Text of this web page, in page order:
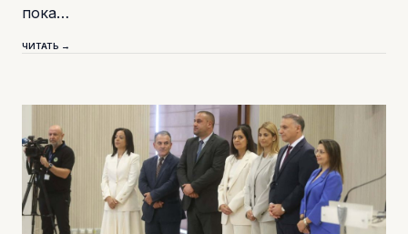
пока…
ЧИТАТЬ →